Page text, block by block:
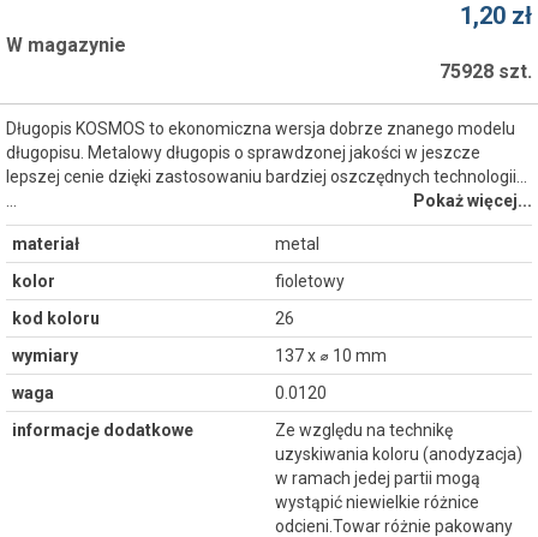
1,20 zł
W magazynie
75928 szt.
Długopis KOSMOS to ekonomiczna wersja dobrze znanego modelu
długopisu. Metalowy długopis o sprawdzonej jakości w jeszcze
lepszej cenie dzięki zastosowaniu bardziej oszczędnych technologii...
Pokaż więcej...
materiał
metal
kolor
fioletowy
kod koloru
26
wymiary
137 x ⌀ 10 mm
waga
0.0120
informacje dodatkowe
Ze względu na technikę
uzyskiwania koloru (anodyzacja)
w ramach jedej partii mogą
wystąpić niewielkie różnice
odcieni.Towar różnie pakowany